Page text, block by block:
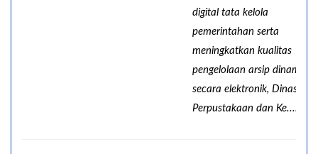
digital tata kelola
pemerintahan serta
meningkatkan kualitas
pengelolaan arsip dinamis
secara elektronik, Dinas
Perpustakaan dan Ke......